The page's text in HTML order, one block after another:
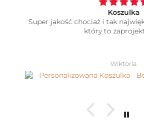
Koszulka
Super jakość chociaż i tak
który to
Wiktoria